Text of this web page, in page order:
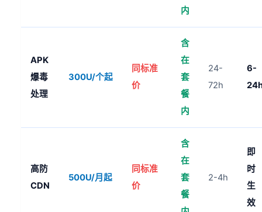
内
APK
爆毒
处理
300U/个起
同标准
价
含
在
套
餐
内
24-
72h
6-
高防
CDN
500U/月起
同标准
价
含
在
套
餐
2-4h
即
时
生
效